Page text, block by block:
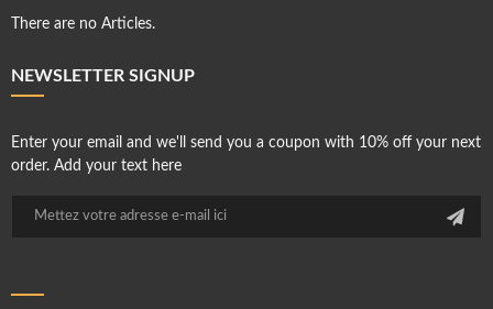
There are no Articles.
NEWSLETTER SIGNUP
Enter your email and we'll send you a coupon with 10% off your next
order. Add your text here